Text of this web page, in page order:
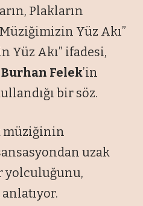
Plakların
Yüz Akı”
Yüz Akı” ifadesi,
Burhan Felek’in
bir söz.
müziğinin
uzak
yolculuğunu,